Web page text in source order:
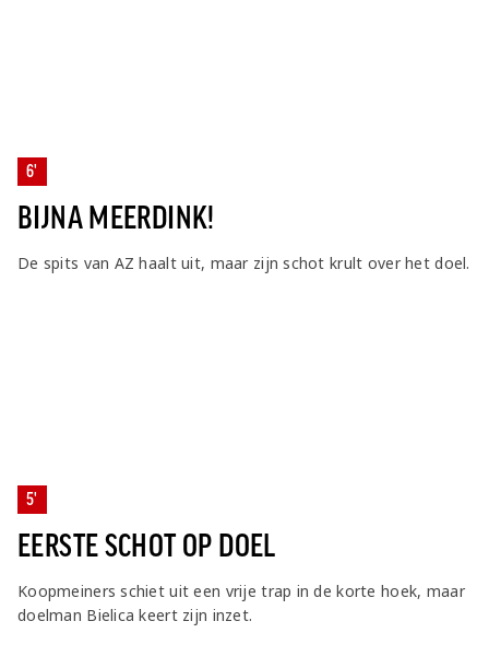
6'
BIJNA MEERDINK!
De spits van AZ haalt uit, maar zijn schot krult over het doel.
5'
EERSTE SCHOT OP DOEL
Koopmeiners schiet uit een vrije trap in de korte hoek, maar
doelman Bielica keert zijn inzet.